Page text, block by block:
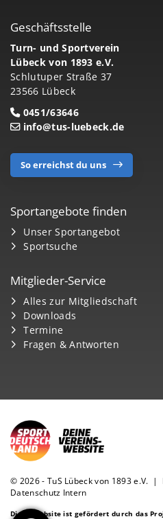
Geschäftsstelle
Turn- und Sportverein
Lübeck von 1893 e.V.
Schlutuper Straße 37
23566 Lübeck
0451/63646
info@tus-luebeck.de
So erreichst du uns
Sportangebote finden
Unser Sportangebot
Sportsuche
Mitglieder-Service
Alles zur Mitgliedschaft
Downloads
Termine
Fragen & Antworten
© 2026 - TuS Lübeck von 1893 e.V. |
Datenschutz Intern
Diese Website ist gefördert durch das